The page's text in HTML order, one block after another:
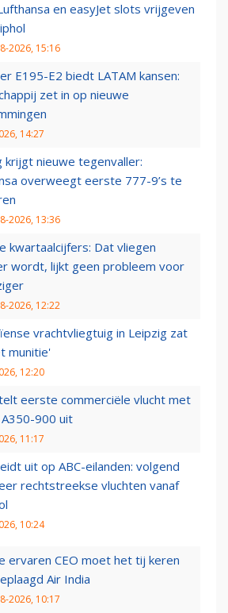
en easyJet slots vrijgeven
2026, 15:16
E195-E2 biedt LATAM kansen:
zet in op nieuwe
14:27
krijgt nieuwe tegenvaller:
overweegt eerste 777-9’s te
2026, 13:36
kwartaalcijfers: Dat vliegen
wordt, lijkt geen probleem voor
2026, 12:22
vrachtvliegtuig in Leipzig zat
munitie'
12:20
eerste commerciële vlucht met
900 uit
11:17
uit op ABC-eilanden: volgend
rechtstreekse vluchten vanaf
10:24
ervaren CEO moet het tij keren
Air India
2026, 10:17